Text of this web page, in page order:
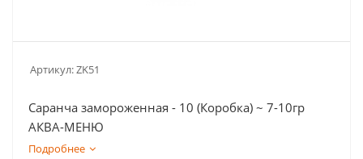
Артикул:ZK51
Саранча замороженная - 10 (Коробка) ~ 7-10гр
АКВА-МЕНЮ
Подробнее